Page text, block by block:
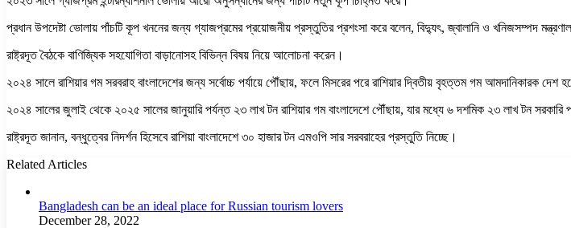
প্রধান উপদেষ্টা ভোলায় পাঁচটি কূপ খননের জন্য গ্যাজপ্রমের প্রয়োজনীয় প্রস্তুতির প্রশংসা করে বলেন, বিদ্যুৎ, জ্বালানি ও খনিজসম্পদ
রাষ্ট্রদূত বৈঠকে বাণিজ্যিক সহযোগিতা বাড়ানোসহ বিভিন্ন বিষয় নিয়ে আলোচনা করেন।
২০২৪ সালে রাশিয়ার গম সরবরাহ বাংলাদেশের জন্য সর্বোচ্চ পর্যায়ে পৌঁছায়, ফলে মিসরের পরে রাশিয়ার দ্বিতীয় বৃহত্তম গম আমদানিকারক দেশ
২০২৪ সালের জুলাই থেকে ২০২৫ সালের জানুয়ারি পর্যন্ত ২৩ লাখ টন রাশিয়ার গম বাংলাদেশে পৌঁছায়, যার মধ্যে ৬ দশমিক ২৩ লাখ টন সরকারি
রাষ্ট্রদূত জানান, বন্ধুত্বের নিদর্শন হিসেবে রাশিয়া বাংলাদেশে ৩০ হাজার টন এমওপি সার সরবরাহের প্রস্তুতি নিচ্ছে।
Related Articles
Bangladesh can be an ideal place for Russian tourism lovers
December 28, 2022